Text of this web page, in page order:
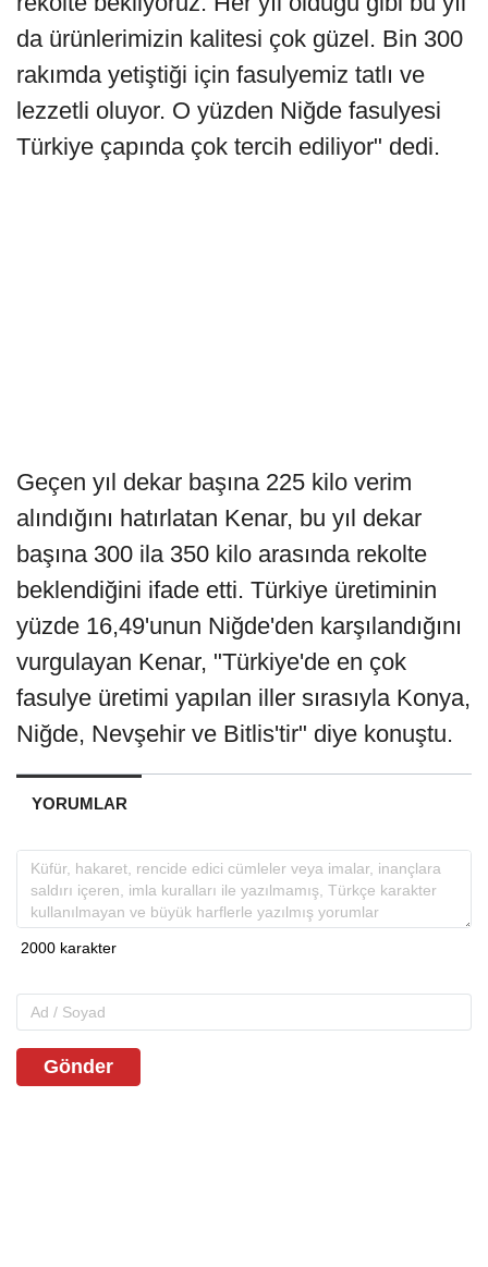
da ürünlerimizin kalitesi çok güzel. Bin 300
rakımda yetiştiği için fasulyemiz tatlı ve
lezzetli oluyor. O yüzden Niğde fasulyesi
Türkiye çapında çok tercih ediliyor" dedi.
Geçen yıl dekar başına 225 kilo verim
alındığını hatırlatan Kenar, bu yıl dekar
başına 300 ila 350 kilo arasında rekolte
beklendiğini ifade etti. Türkiye üretiminin
yüzde 16,49'unun Niğde'den karşılandığını
vurgulayan Kenar, "Türkiye'de en çok
fasulye üretimi yapılan iller sırasıyla Konya,
Niğde, Nevşehir ve Bitlis'tir" diye konuştu.
YORUMLAR
Gönder